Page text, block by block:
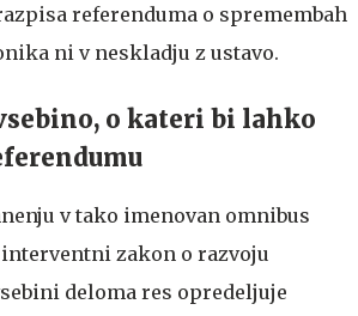
referenduma o spremembah
ni v neskladju z ustavo.
o kateri bi lahko
v tako imenovan omnibus
zakon o razvoju
deloma res opredeljuje